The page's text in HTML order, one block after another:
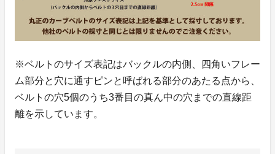
※ベルトのサイズ表記はバックルの内側、四角いフレー
ム部分と穴に通すピンと呼ばれる部分のあたる点から、
ベルトの穴5個のうち3番目の真ん中の穴までの直線距
離を示しています。